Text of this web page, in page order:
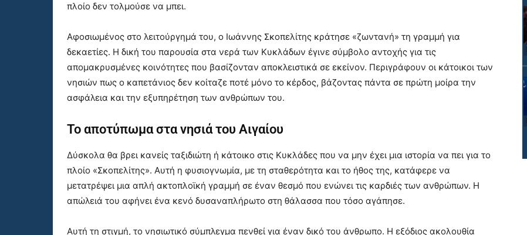
πλοίο δεν τολμούσε να μπει.
Αφοσιωμένος στο λειτούργημά του, ο Ιωάννης Σκοπελίτης κράτησε «ζωντανή» τη γραμμή για
δεκαετίες. Η δική του παρουσία στα νερά των Κυκλάδων έγινε σύμβολο αντοχής για τις
απομακρυσμένες κοινότητες που βασίζονταν αποκλειστικά σε εκείνον. Περιγράφουν οι κάτοικοι των
νησιών πως ο καπετάνιος δεν κοίταζε ποτέ μόνο το κέρδος, βάζοντας πάντα σε πρώτη μοίρα την
ασφάλεια και την εξυπηρέτηση των ανθρώπων του.
Το αποτύπωμα στα νησιά του Αιγαίου
Δύσκολα θα βρει κανείς ταξιδιώτη ή κάτοικο στις Κυκλάδες που να μην έχει μια ιστορία να πει για το
πλοίο «Σκοπελίτης». Αυτή η φυσιογνωμία, με τη σταθερότητα και το ήθος της, κατάφερε να
μετατρέψει μια απλή ακτοπλοϊκή γραμμή σε έναν θεσμό που ενώνει τις καρδιές των ανθρώπων. Η
απώλειά του αφήνει ένα κενό δυσαναπλήρωτο στη θάλασσα που τόσο αγάπησε.
Αυτή τη στιγμή, το νησιωτικό σύμπλεγμα πενθεί για έναν δικό του άνθρωπο. Η εξόδιος ακολουθία